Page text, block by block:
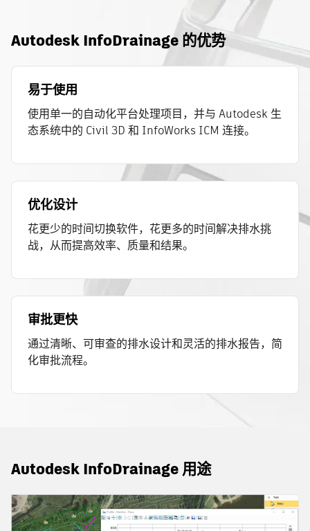
Autodesk InfoDrainage 的优势
易于使用
使用单一的自动化平台处理项目，并与 Autodesk 生
态系统中的 Civil 3D 和 InfoWorks ICM 连接。
优化设计
花更少的时间切换软件，花更多的时间解决排水挑
战，从而提高效率、质量和结果。
审批更快
通过清晰、可审查的排水设计和灵活的排水报告，简
化审批流程。
Autodesk InfoDrainage 用途